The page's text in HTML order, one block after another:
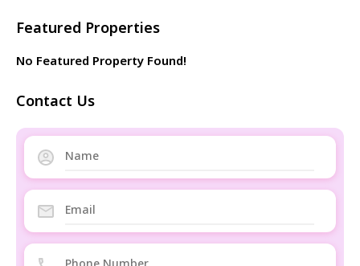
Featured Properties
No Featured Property Found!
Contact Us